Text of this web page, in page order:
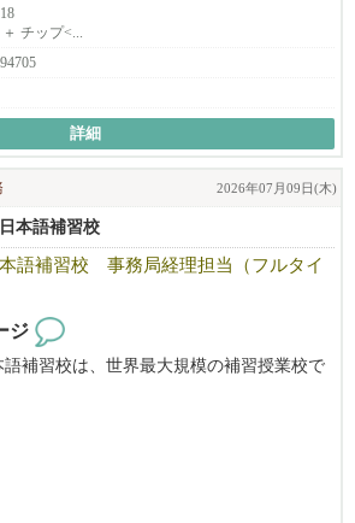
書の送付を宜しくお願い致します。（日本
す）
確認のうえ、選考にお進みいただく場合
りご連絡いたします。
のとしてご了承ください。
】
）
(2~3回）
チップ<...
詳細
2026年07月09日(木)
本語補習校
語補習校 事務局経理担当（フルタイ
ジ
補習校は、世界最大規模の補習授業校で